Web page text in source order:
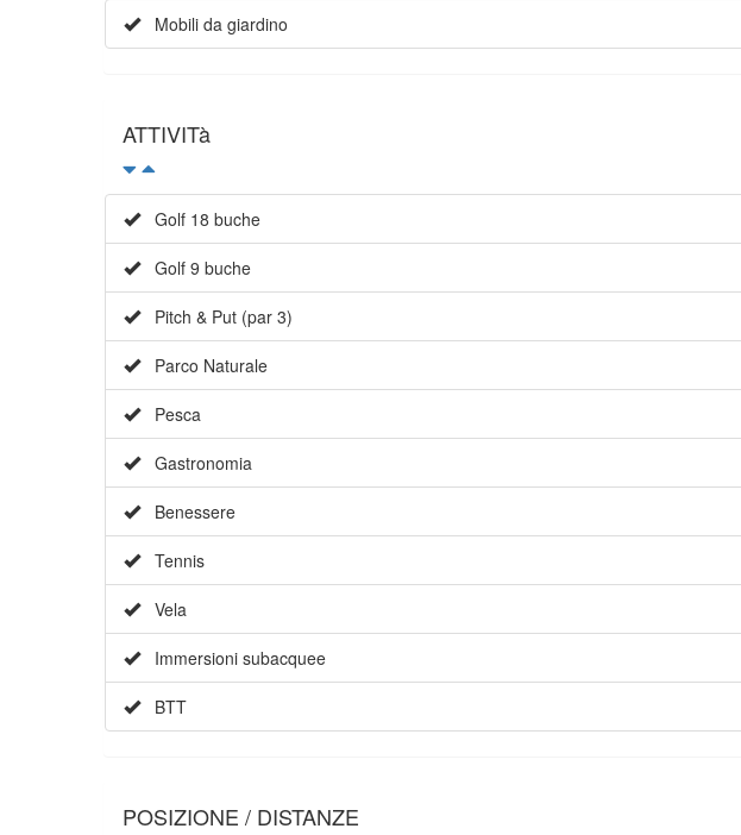
Mobili da giardino
ATTIVITà
Golf 18 buche
Golf 9 buche
Pitch & Put (par 3)
Parco Naturale
Pesca
Gastronomia
Benessere
Tennis
Vela
Immersioni subacquee
BTT
POSIZIONE / DISTANZE